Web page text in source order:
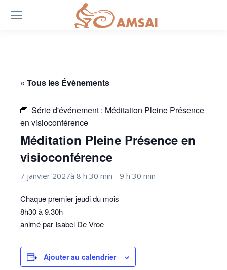
« Tous les Évènements
Série d'événement : Méditation Pleine Présence
en visioconférence
Méditation Pleine Présence en
visioconférence
7 janvier 2027à 8 h 30 min - 9 h 30 min
Chaque premier jeudi du mois
8h30 à 9.30h
animé par Isabel De Vroe
Ajouter au calendrier